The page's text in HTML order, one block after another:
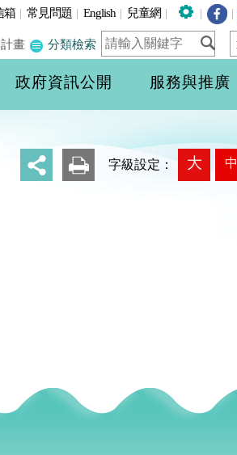
箱 | 常見問題 | English | 兒童網 | | |
計畫 分類檢索
政府資訊公開 服務與推廣
字級設定： 大 中